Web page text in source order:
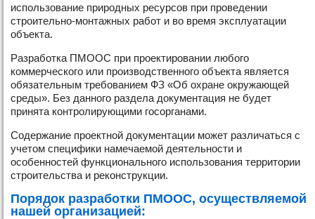
использование природных ресурсов при проведении
строительно-монтажных работ и во время эксплуатации
объекта.
Разработка ПМООС при проектировании любого
коммерческого или производственного объекта является
обязательным требованием ФЗ «Об охране окружающей
среды». Без данного раздела документация не будет
принята контролирующими госорганами.
Содержание проектной документации может различаться с
учетом специфики намечаемой деятельности и
особенностей функционального использования территории
строительства и реконструкции.
Порядок разработки ПМООС, осуществляемой
нашей организацией: